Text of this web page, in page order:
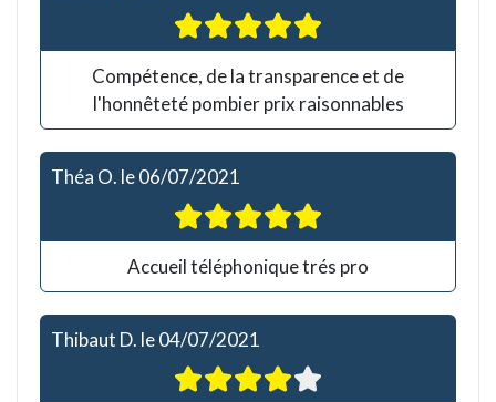
Compétence, de la transparence et de
l'honnêteté pombier prix raisonnables
Théa O. le06/07/2021
Accueil téléphonique trés pro
Thibaut D. le04/07/2021